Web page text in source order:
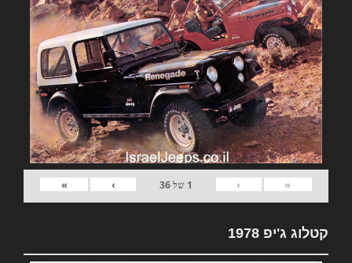
«
‹
1 של36
›
»
קטלוג ג'יפ 1978